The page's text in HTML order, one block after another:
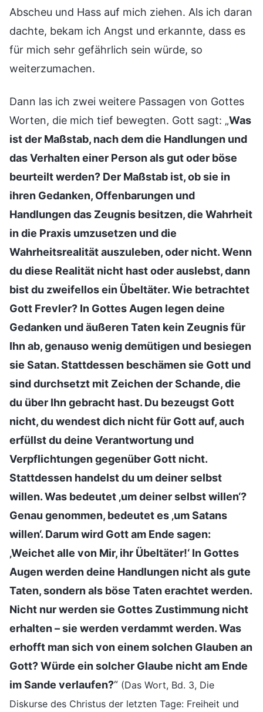
Abscheu und Hass auf mich ziehen. Als ich daran
dachte, bekam ich Angst und erkannte, dass es
für mich sehr gefährlich sein würde, so
weiterzumachen.
Dann las ich zwei weitere Passagen von Gottes
Worten, die mich tief bewegten. Gott sagt: „Was
ist der Maßstab, nach dem die Handlungen und
das Verhalten einer Person als gut oder böse
beurteilt werden? Der Maßstab ist, ob sie in
ihren Gedanken, Offenbarungen und
Handlungen das Zeugnis besitzen, die Wahrheit
in die Praxis umzusetzen und die
Wahrheitsrealität auszuleben, oder nicht. Wenn
du diese Realität nicht hast oder auslebst, dann
bist du zweifellos ein Übeltäter. Wie betrachtet
Gott Frevler? In Gottes Augen legen deine
Gedanken und äußeren Taten kein Zeugnis für
Ihn ab, genauso wenig demütigen und besiegen
sie Satan. Stattdessen beschämen sie Gott und
sind durchsetzt mit Zeichen der Schande, die
du über Ihn gebracht hast. Du bezeugst Gott
nicht, du wendest dich nicht für Gott auf, auch
erfüllst du deine Verantwortung und
Verpflichtungen gegenüber Gott nicht.
Stattdessen handelst du um deiner selbst
willen. Was bedeutet ‚um deiner selbst willen‘?
Genau genommen, bedeutet es ‚um Satans
willen‘. Darum wird Gott am Ende sagen:
‚Weichet alle von Mir, ihr Übeltäter!‘ In Gottes
Augen werden deine Handlungen nicht als gute
Taten, sondern als böse Taten erachtet werden.
Nicht nur werden sie Gottes Zustimmung nicht
erhalten – sie werden verdammt werden. Was
erhofft man sich von einem solchen Glauben an
Gott? Würde ein solcher Glaube nicht am Ende
im Sande verlaufen?“ (Das Wort, Bd. 3, Die
Diskurse des Christus der letzten Tage: Freiheit und